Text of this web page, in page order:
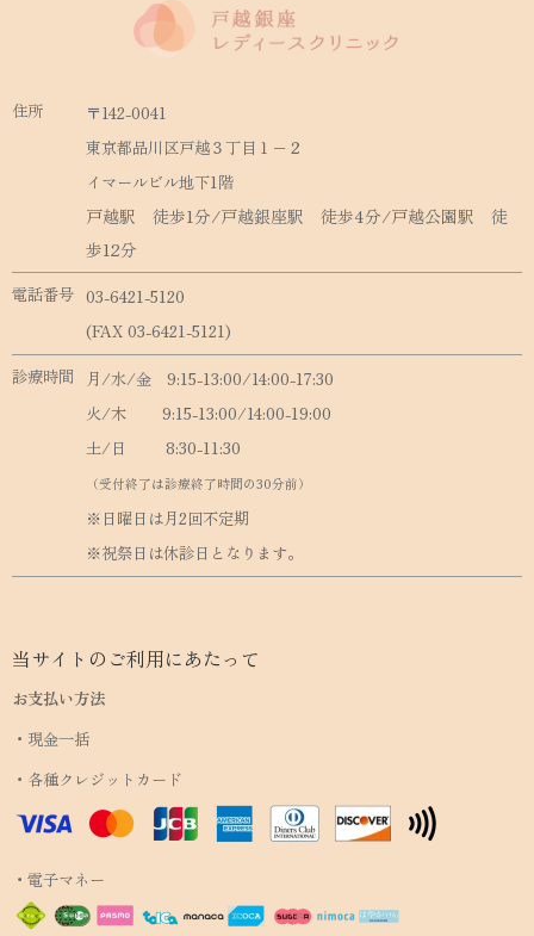
住所
〒142-0041
東京都品川区戸越３丁目１−２
イマールビル地下1階
戸越駅 徒歩1分/戸越銀座駅 徒歩4分/戸越公園駅 徒
歩12分
電話番号 03-6421-5120
(FAX 03-6421-5121)
診療時間
月/水/金 9:15-13:00/14:00-17:30
火/木 9:15-13:00/14:00-19:00
土/日 8:30-11:30
（受付終了は診療終了時間の30分前）
※日曜日は月2回不定期
※祝祭日は休診日となります。
当サイトのご利用にあたって
お支払い方法
・現金一括
・各種クレジットカード
・電子マネー